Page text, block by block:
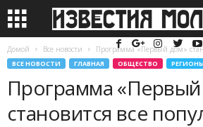
Домой Все новости Программа «Первый дом»
ВСЕ НОВОСТИ ГЛАВНАЯ ОБЩЕСТВО РЕГИОНЫ
Программа
становится все